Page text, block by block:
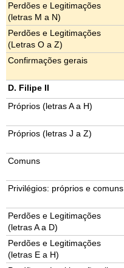
Perdões e Legitimações
(letras M a N)
Perdões e Legitimações
(Letras O a Z)
Confirmações gerais
D. Filipe II
Próprios (letras A a H)
Próprios (letras J a Z)
Comuns
Privilégios: próprios e comuns
Perdões e Legitimações
(letras A a D)
Perdões e Legitimações
(letras E a H)